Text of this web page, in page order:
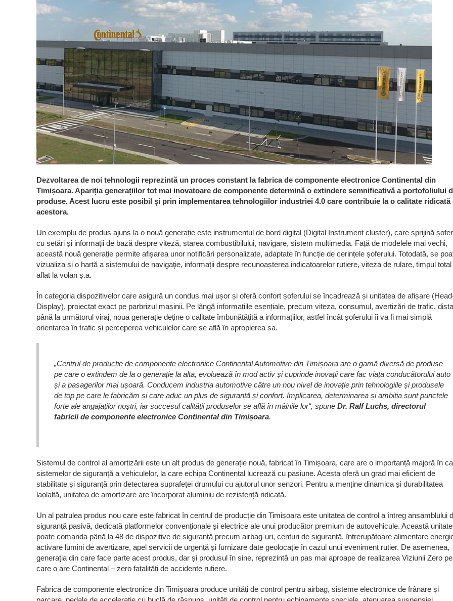
Dezvoltarea de noi tehnologii reprezintă un proces constant la fabrica de componente electronice Continental din
Timișoara. Apariția generațiilor tot mai inovatoare de componente determină o extindere semnificativă a portofoliului
produse. Acest lucru este posibil și prin implementarea tehnologiilor industriei 4.0 care contribuie la o calitate ridicată
acestora.
Un exemplu de produs ajuns la o nouă generație este instrumentul de bord digital (Digital Instrument cluster), care sprijină
cu setări și informații de bază despre viteză, starea combustibilului, navigare, sistem multimedia. Față de modelele mai vechi,
această nouă generație permite afișarea unor notificări personalizate, adaptate în funcție de cerințele șoferului. Totodată, se
vizualiza și o hartă a sistemului de navigaţie, informații despre recunoașterea indicatoarelor rutiere, viteza de rulare, timpul total
aflat la volan ș.a.
În categoria dispozitivelor care asigură un condus mai ușor și oferă confort șoferului se încadrează și unitatea de afișare
Display), proiectat exact pe parbrizul mașinii. Pe lângă informațiile esențiale, precum viteza, consumul, avertizări de trafic,
până la următorul viraj, noua generație deține o calitate îmbunătățită a informațiilor, astfel încât șoferului îi va fi mai simplă
orientarea în trafic și perceperea vehiculelor care se află în apropierea sa.
„Centrul de producție de componente electronice Continental Automotive din Timișoara are o gamă diversă de produse
pe care o extindem de la o generație la alta, evoluează în mod activ și cuprinde inovații care fac viața conducătorului auto
și a pasagerilor mai ușoară. Conducem industria automotive către un nou nivel de inovație prin tehnologiile și produsele
de top pe care le fabricăm și care aduc un plus de siguranță și confort. Implicarea, determinarea și ambiția sunt punctele
forte ale angajaților noștri, iar succesul calității produselor se află în mâinile lor“, spune Dr. Ralf Luchs, directorul
fabricii de componente electronice Continental din Timișoara.
Sistemul de control al amortizării este un alt produs de generație nouă, fabricat în Timișoara, care are o importanță majoră în
sistemelor de siguranță a vehiculelor, la care echipa Continental lucrează cu pasiune. Acesta oferă un grad mai eficient de
stabilitate și siguranță prin detectarea suprafeței drumului cu ajutorul unor senzori. Pentru a menține dinamica și durabilitatea
laolaltă, unitatea de amortizare are încorporat aluminiu de rezistență ridicată.
Un al patrulea produs nou care este fabricat în centrul de producție din Timișoara este unitatea de control a întreg ansamblului
siguranță pasivă, dedicată platformelor convenționale și electrice ale unui producător premium de autovehicule. Această unitate
poate comanda până la 48 de dispozitive de siguranță precum airbag-uri, centuri de siguranță, întrerupătoare alimentare
activare lumini de avertizare, apel servicii de urgență și furnizare date geolocație în cazul unui eveniment rutier. De asemenea,
generația din care face parte acest produs, dar și produsul în sine, reprezintă un pas mai aproape de realizarea Viziunii Zero pe
care o are Continental – zero fatalități de accidente rutiere.
Fabrica de componente electronice din Timișoara produce unități de control pentru airbag, sisteme electronice de frânare și